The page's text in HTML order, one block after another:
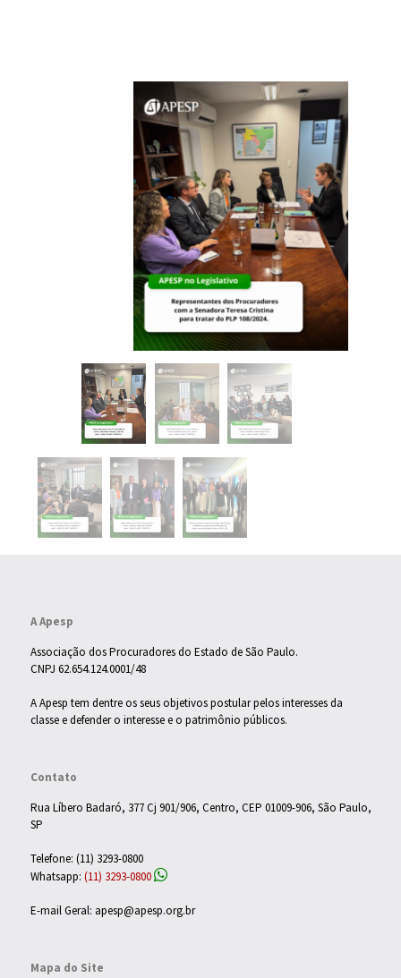
A Apesp
Associação dos Procuradores do Estado de São Paulo.
CNPJ 62.654.124.0001/48
A Apesp tem dentre os seus objetivos postular pelos interesses da
classe e defender o interesse e o patrimônio públicos.
Contato
Rua Líbero Badaró, 377 Cj 901/906, Centro, CEP 01009-906, São Paulo,
SP
Telefone: (11) 3293-0800
Whatsapp: (11) 3293-0800
E-mail Geral: apesp@apesp.org.br
Mapa do Site